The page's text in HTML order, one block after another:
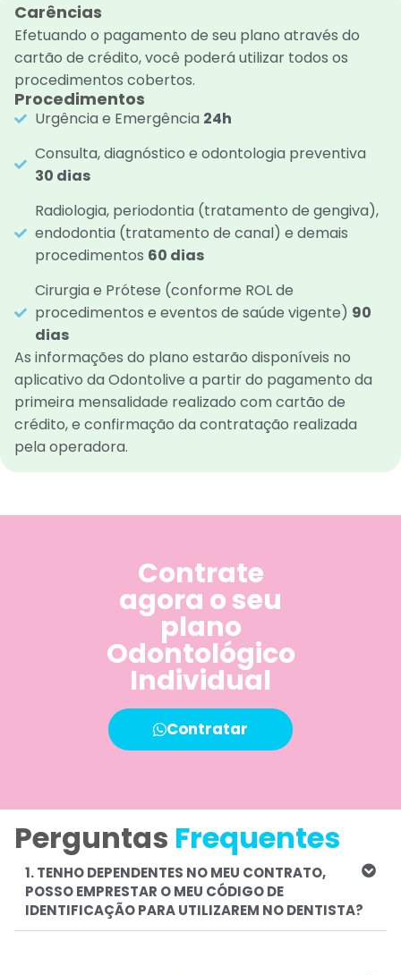
Carências
Efetuando o pagamento de seu plano através do
cartão de crédito, você poderá utilizar todos os
procedimentos cobertos.
Procedimentos
Urgência e Emergência 24h
Consulta, diagnóstico e odontologia preventiva
30 dias
Radiologia, periodontia (tratamento de gengiva),
endodontia (tratamento de canal) e demais
procedimentos 60 dias
Cirurgia e Prótese (conforme ROL de
procedimentos e eventos de saúde vigente) 90
dias
As informações do plano estarão disponíveis no
aplicativo da Odontolive a partir do pagamento da
primeira mensalidade realizado com cartão de
crédito, e confirmação da contratação realizada
pela operadora.
Contrate
agora o seu
plano
Odontológico
Individual
Contratar
Perguntas Frequentes
1. TENHO DEPENDENTES NO MEU CONTRATO,
POSSO EMPRESTAR O MEU CÓDIGO DE
IDENTIFICAÇÃO PARA UTILIZAREM NO DENTISTA?